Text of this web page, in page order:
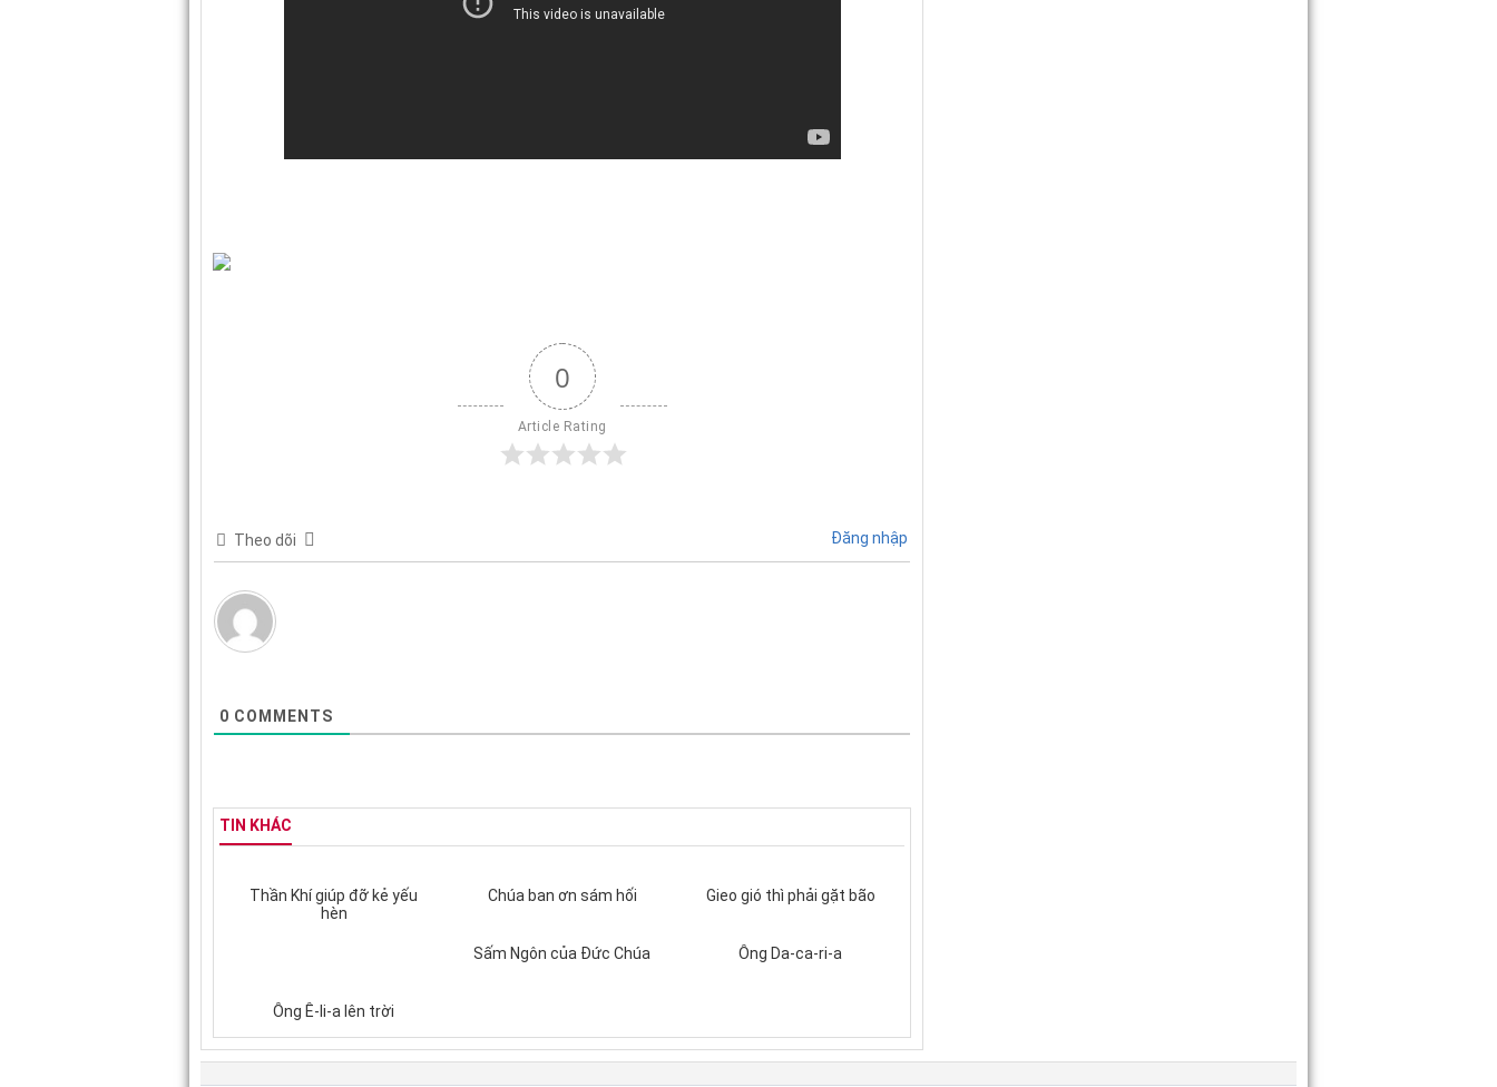
0
Article Rating
Theo dõi Đăng nhập
0 COMMENTS
TIN KHÁC
Thần Khí giúp đỡ kẻ yếu
hèn
Chúa ban ơn sám hối Gieo gió thì phải gặt bão
Sấm Ngôn của Đức Chúa Ông Da-ca-ri-a
Ông Ê-li-a lên trời